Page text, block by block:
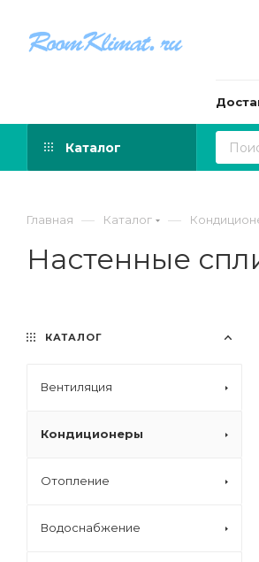
Каталог
Главная — Каталог —
Настенные
КАТАЛОГ
Вентиляция
Кондиционеры
Отопление
Водоснабжение